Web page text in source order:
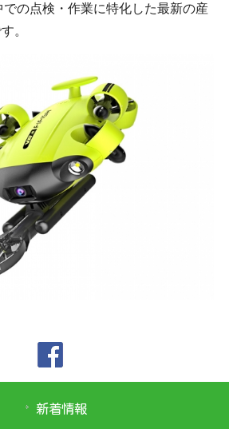
での点検・作業に特化した最新の産
。
新着情報